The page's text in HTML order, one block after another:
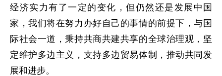
经济实力有了一定的变化，但仍然还是发展中国
家，我们将在努力办好自己的事情的前提下，与国
际社会一道，秉持共商共建共享的全球治理观，坚
定维护多边主义，支持多边贸易体制，推动共同发
展和进步。